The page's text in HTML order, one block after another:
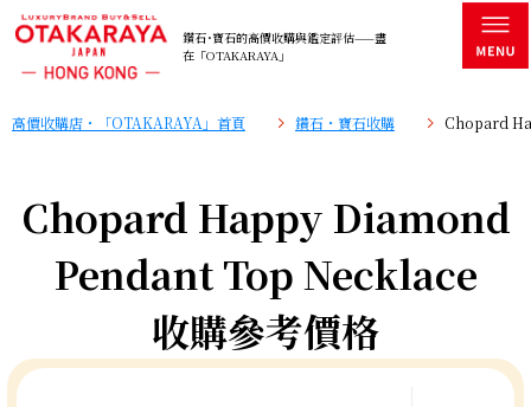
鑽石･寶石的高價收購與鑑定評估——盡
在「OTAKARAYA」
高價收購店・「OTAKARAYA」首頁 鑽石・寶石收購 Chopard
Chopard Happy Diamond
Pendant Top Necklace
收購參考價格